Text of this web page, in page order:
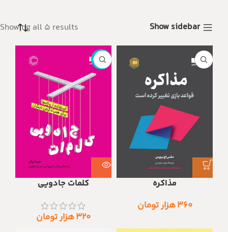
Show sidebar
Showing all 5 results
مذاکره
۳۶۰هزار تومان
ناموجود
کلمات جادویی
۳۲۰هزار تومان